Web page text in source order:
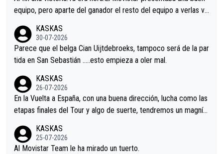
equipo, pero aparte del ganador el resto del equipo a verlas ve
s.La única buena noticia es la mejoría de Enric Más en San Seb
astian.Si en la Vuelta a Burgos sigue la mejoría, podríamos ten
er alguna sorpresa en la Vuelta.Ojalá.
KASKAS
30-07-2026
Parece que el belga Cian Uijtdebroeks, tampoco será de la par
tida en San Sebastián …..esto empieza a oler mal.
KASKAS
26-07-2026
En la Vuelta a España, con una buena dirección, lucha como las
etapas finales del Tour y algo de suerte, tendremos un magnífi
KASKAS
25-07-2026
Al Movistar Team le ha mirado un tuerto.